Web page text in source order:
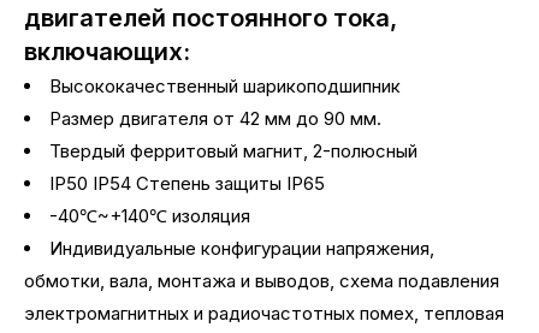
двигателей постоянного тока,
включающих:
Высококачественный шарикоподшипник
Размер двигателя от 42 мм до 90 мм.
Твердый ферритовый магнит, 2-полюсный
IP50 IP54 Степень защиты IP65
-40℃~+140℃ изоляция
Индивидуальные конфигурации напряжения,
обмотки, вала, монтажа и выводов, схема подавления
электромагнитных и радиочастотных помех, тепловая